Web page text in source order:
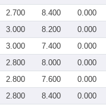
2.700 8.400 0.000
3.000 8.200 0.000
3.000 7.400 0.000
2.800 8.000 0.000
2.800 7.600 0.000
2.800 8.400 0.000